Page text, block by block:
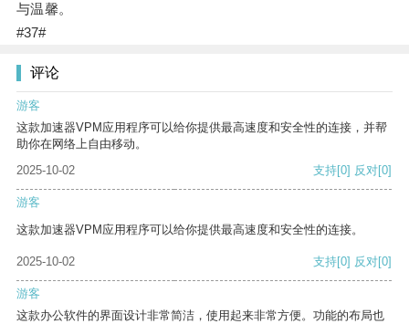
与温馨。
#37#
评论
游客
这款加速器VPM应用程序可以给你提供最高速度和安全性的连接，并帮
助你在网络上自由移动。
2025-10-02
支持[0] 反对[0]
游客
这款加速器VPM应用程序可以给你提供最高速度和安全性的连接。
2025-10-02 支持[0] 反对[0]
游客
这款办公软件的界面设计非常简洁，使用起来非常方便。功能的布局也